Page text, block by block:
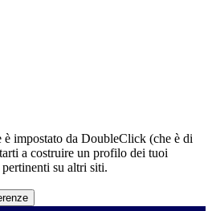
è impostato da DoubleClick (che è di
a costruire un profilo dei tuoi
su altri siti.